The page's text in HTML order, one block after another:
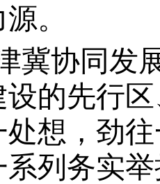
。
冀协同发
的先行
处想，劲
列务实